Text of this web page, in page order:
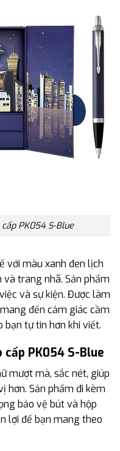
PK054 S-Blue
với màu xanh đen lịch
trang nhã. Sản phẩm
và sự kiện. Được làm
đến cảm giác cầm
bạn tự tin hơn khi viết.
PK054 S-Blue
mượt mà, sắc nét, giúp
hơn. Sản phẩm đi kèm
bảo vệ bút và hộp
lợi để bạn mang theo